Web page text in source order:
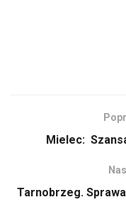
Mielec:
Tarnobrzeg.